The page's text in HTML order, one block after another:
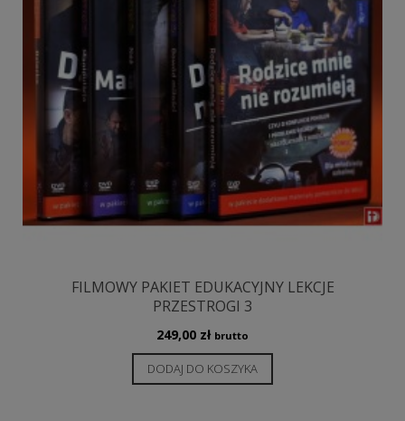
FILMOWY PAKIET EDUKACYJNY LEKCJE
PRZESTROGI 3
249,00 zł brutto
DODAJ DO KOSZYKA